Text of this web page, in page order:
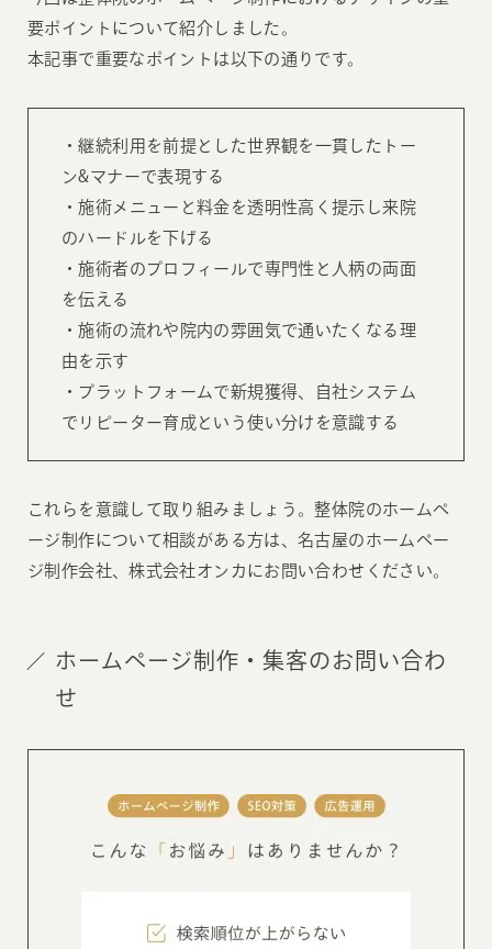
要ポイントについて紹介しました。
本記事で重要なポイントは以下の通りです。
・継続利用を前提とした世界観を一貫したトー
ン&マナーで表現する
・施術メニューと料金を透明性高く提示し来院
のハードルを下げる
・施術者のプロフィールで専門性と人柄の両面
を伝える
・施術の流れや院内の雰囲気で通いたくなる理
由を示す
・プラットフォームで新規獲得、自社システム
でリピーター育成という使い分けを意識する
これらを意識して取り組みましょう。整体院のホームペ
ージ制作について相談がある方は、名古屋のホームペー
ジ制作会社、株式会社オンカにお問い合わせください。
ホームページ制作・集客のお問い合わ
せ